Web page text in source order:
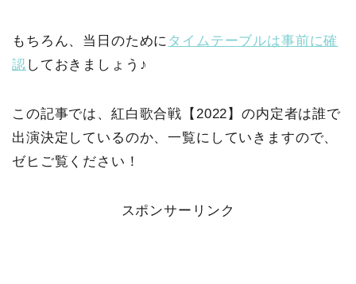
もちろん、当日のために タイムテーブルは事前に確
認 しておきましょう♪
この記事では、紅白歌合戦【2022】の内定者は誰で
出演決定しているのか、一覧にしていきますので、
ゼヒご覧ください！
スポンサーリンク